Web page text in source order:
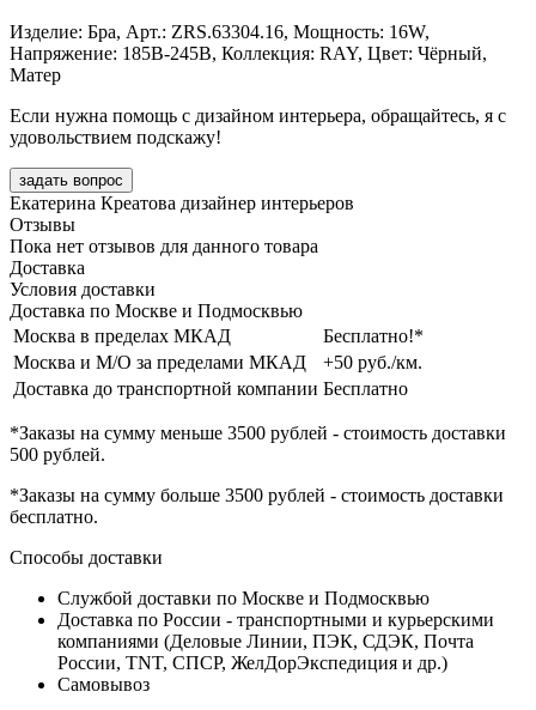
Изделие: Бра, Арт.: ZRS.63304.16, Мощность: 16W,
Напряжение: 185В-245В, Коллекция: RAY, Цвет: Чёрный,
Матер
Если нужна помощь с дизайном интерьера, обращайтесь, я с
удовольствием подскажу!
задать вопрос
Екатерина Креатова дизайнер интерьеров
Отзывы
Пока нет отзывов для данного товара
Доставка
Условия доставки
Доставка по Москве и Подмосквью
Москва в пределах МКАД
Бесплатно!*
Москва и М/О за пределами МКАД
+50 руб./км.
Доставка до транспортной компании Бесплатно
*Заказы на сумму меньше 3500 рублей - стоимость доставки
500 рублей.
*Заказы на сумму больше 3500 рублей - стоимость доставки
бесплатно.
Способы доставки
Службой доставки по Москве и Подмосквью
Доставка по России - транспортными и курьерскими
компаниями (Деловые Линии, ПЭК, СДЭК, Почта
России, TNT, СПСР, ЖелДорЭкспедиция и др.)
Самовывоз